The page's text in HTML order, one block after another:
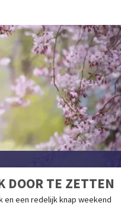
DOOR TE ZETTEN
en een redelijk knap weekend